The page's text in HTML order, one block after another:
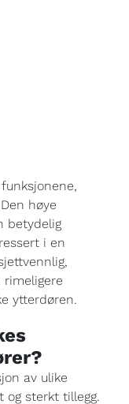
høye
betydelig
i en
rimeligere
ytterdøren.
av ulike
og sterkt tillegg.